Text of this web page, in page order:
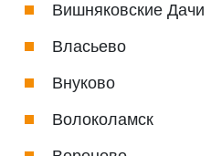
Вишняковские Дачи
Власьево
Внуково
Волоколамск